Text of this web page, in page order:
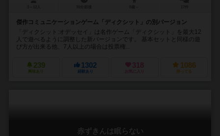
傑作コミュニケーションゲーム「ディクシット」の別バージョン
「ディクシット:オデッセイ」は名作ゲーム「ディクシット」を最大12
人で遊べるように調整した新バージョンです。 基本セットと同様の遊
び方が出来る他、7人以上の場合は投票権...
239
興味あり
1302
経験あり
318
お気に入り
1086
持ってる
赤ずきんは眠らない